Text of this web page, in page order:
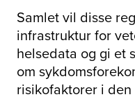
Samlet vil disse
infrastruktur for
helsedata og gi et
om
risikofaktorer i